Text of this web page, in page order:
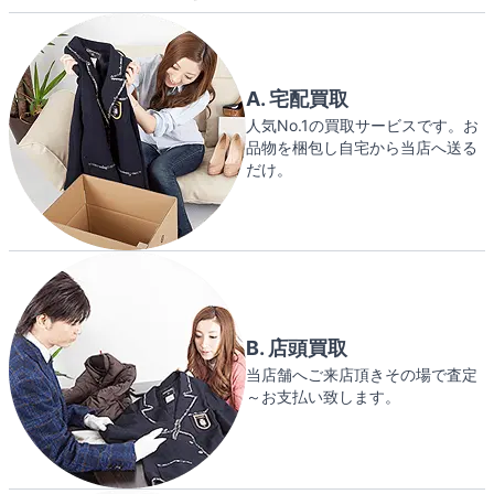
A. 宅配買取
人気No.1の買取サービスです。お
品物を梱包し自宅から当店へ送る
だけ。
B. 店頭買取
当店舗へご来店頂きその場で査定
～お支払い致します。